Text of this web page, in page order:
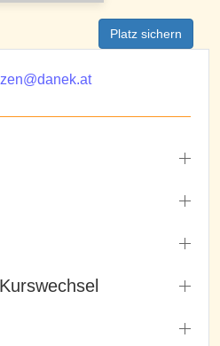
Platz sichern